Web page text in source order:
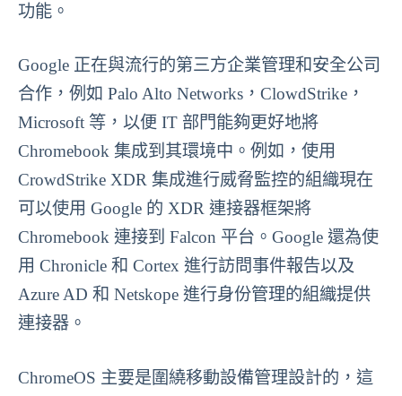
功能。
Google 正在與流行的第三方企業管理和安全公司
合作，例如 Palo Alto Networks，ClowdStrike，
Microsoft 等，以便 IT 部門能夠更好地將
Chromebook 集成到其環境中。例如，使用
CrowdStrike XDR 集成進行威脅監控的組織現在
可以使用 Google 的 XDR 連接器框架將
Chromebook 連接到 Falcon 平台。Google 還為使
用 Chronicle 和 Cortex 進行訪問事件報告以及
Azure AD 和 Netskope 進行身份管理的組織提供
連接器。
ChromeOS 主要是圍繞移動設備管理設計的，這